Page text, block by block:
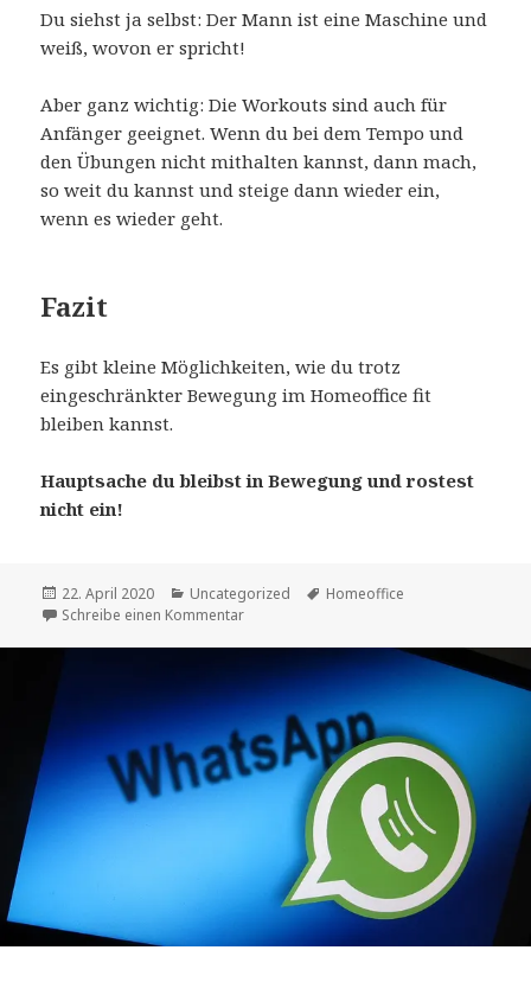
Du siehst ja selbst: Der Mann ist eine Maschine und
weiß, wovon er spricht!
Aber ganz wichtig: Die Workouts sind auch für
Anfänger geeignet. Wenn du bei dem Tempo und
den Übungen nicht mithalten kannst, dann mach,
so weit du kannst und steige dann wieder ein,
wenn es wieder geht.
Fazit
Es gibt kleine Möglichkeiten, wie du trotz
eingeschränkter Bewegung im Homeoffice fit
bleiben kannst.
Hauptsache du bleibst in Bewegung und rostest
nicht ein!
Veröffentlicht
am
22. April 2020 Kategorien
Uncategorized Schlagwörter
Homeoffice
Schreibe einen Kommentarzu Fit im Homeoffice